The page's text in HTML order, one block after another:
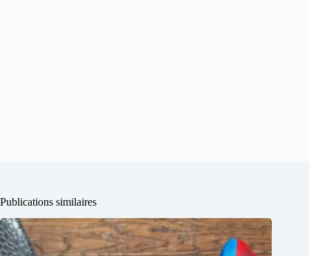
Publications similaires